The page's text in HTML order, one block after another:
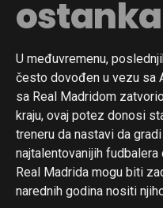
ostanka
U međuvremenu,
često dovođen u vezu sa
sa Real Madridom
kraju, ovaj potez donosi
treneru da nastavi da
najtalentovanijih fudbalera
Real Madrida mogu biti
narednih godina nositi